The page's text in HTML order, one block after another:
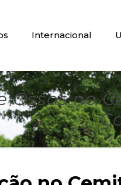
Internacional
Ossos no